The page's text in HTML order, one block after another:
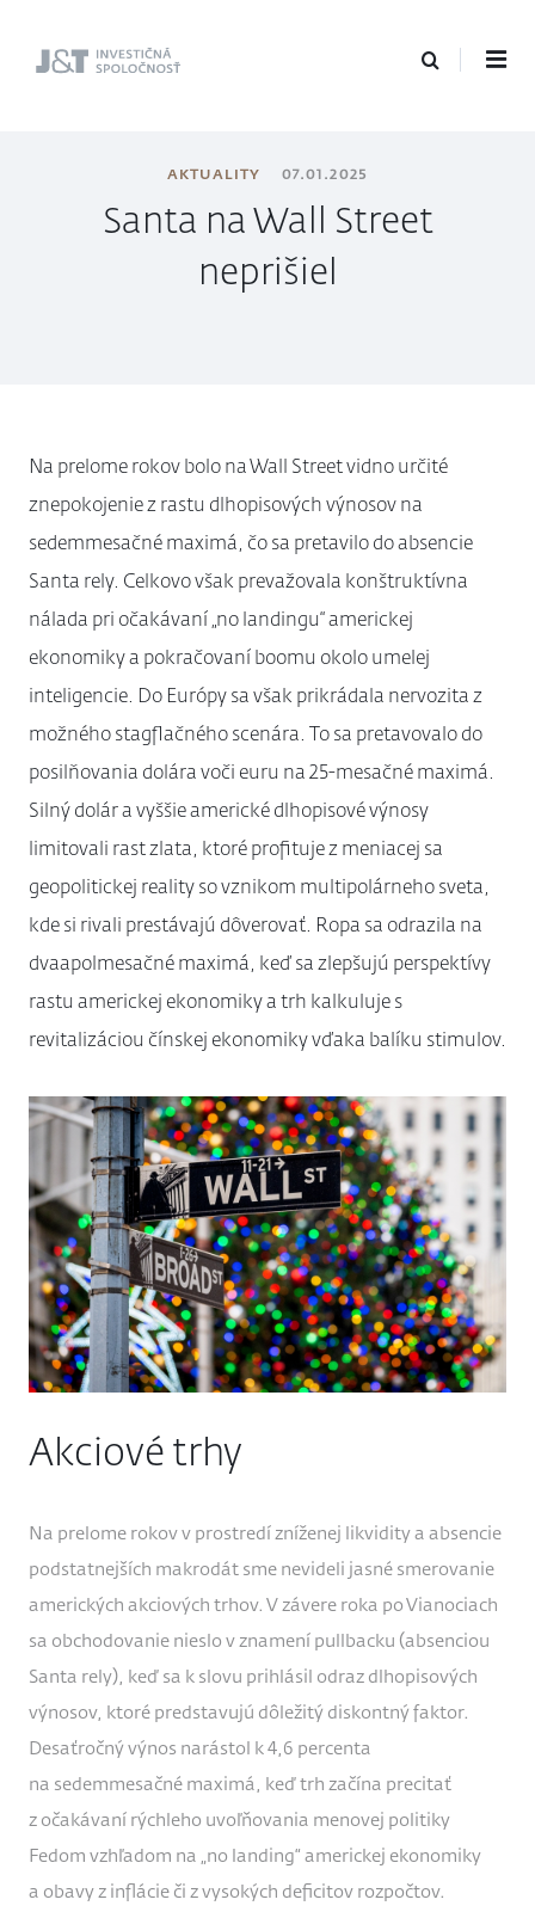
J&T Investičná
AKTUALITY 07.01.2025
Santa na Wall Street
neprišiel
Na prelome rokov bolo na Wall Street vidno určité
znepokojenie z rastu dlhopisových výnosov na
sedemmesačné maximá, čo sa pretavilo do absencie
Santa rely. Celkovo však prevažovala konštruktívna
nálada pri očakávaní „no landingu“ americkej
ekonomiky a pokračovaní boomu okolo umelej
inteligencie. Do Európy sa však prikrádala nervozita z
možného stagflačného scenára. To sa pretavovalo do
posilňovania dolára voči euru na 25-mesačné maximá.
Silný dolár a vyššie americké dlhopisové výnosy
limitovali rast zlata, ktoré profituje z meniacej sa
geopolitickej reality so vznikom multipolárneho sveta,
kde si rivali prestávajú dôverovať. Ropa sa odrazila na
dvaapolmesačné maximá, keď sa zlepšujú perspektívy
rastu americkej ekonomiky a trh kalkuluje s
revitalizáciou čínskej ekonomiky vďaka balíku stimulov.
Akciové trhy
Na prelome rokov v prostredí zníženej likvidity a absencie
podstatnejších makrodát sme nevideli jasné smerovanie
amerických akciových trhov. V závere roka po Vianociach
sa obchodovanie nieslo v znamení pullbacku (absenciou
Santa rely), keď sa k slovu prihlásil odraz dlhopisových
výnosov, ktoré predstavujú dôležitý diskontný faktor.
Desaťročný výnos narástol k 4,6 percenta
na sedemmesačné maximá, keď trh začína precitať
z očakávaní rýchleho uvoľňovania menovej politiky
Fedom vzhľadom na „no landing“ americkej ekonomiky
a obavy z inflácie či z vysokých deficitov rozpočtov.